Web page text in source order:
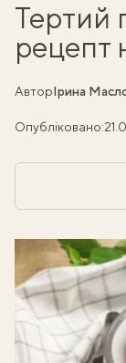
Тертий
рецепт
АвторІрина
Опубліковано: